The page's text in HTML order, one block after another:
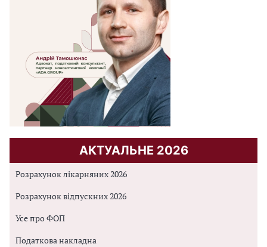
АКТУАЛЬНЕ 2026
Розрахунок лікарняних 2026
Розрахунок відпускних 2026
Усе про ФОП
Податкова накладна